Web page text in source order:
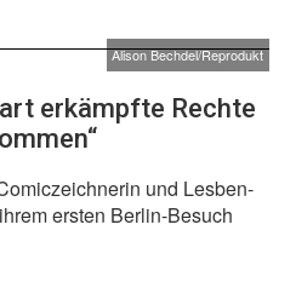
Alison Bechdel/Reprodukt
erkämpfte Rechte
und Lesben-
ersten Berlin-Besuch